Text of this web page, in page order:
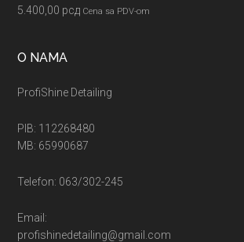
5.400,00 рсдRaspon
5.400,00 рсд
Cena sa PDV-om
O NAMA
ProfiShine Detailing
PIB: 112268480
MB: 65990687
Telefon: 063/302-245
Email:
profishinedetailing@gmail.com